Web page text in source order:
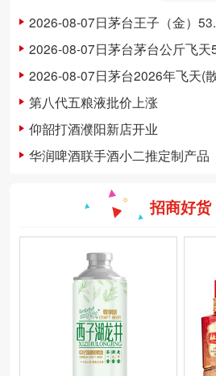
00ml 飞
酒精度数
份因素
2026-08-07日茅台王子（金）53.00度酒价格为
2026-08-07日茅台茅台公斤飞天53.00度酒价格为
2026-08-07日茅台2026年飞天(散)53.00度酒价格为
第八代五粮液批价上涨
仰韶打酒濮阳新店开业
华润啤酒联手酒小二推定制产品
招商好货